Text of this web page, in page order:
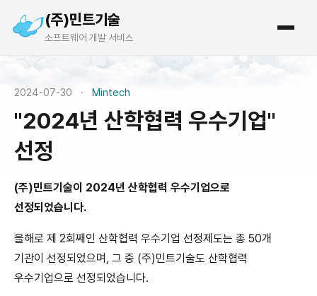
(주)민트기술
소프트웨어 개발 서비스
2024-07-30 · Mintech
"2024년 산학협력 우수기업"
선정
(주)민트기술이 2024년 산학협력 우수기업으로
선정되었습니다.
올해로 제 2회째인 산학협력 우수기업 선정제도는 총 50개
기관이 선정되었으며, 그 중 (주)민트기술도 산학협력
우수기업으로 선정되었습니다.